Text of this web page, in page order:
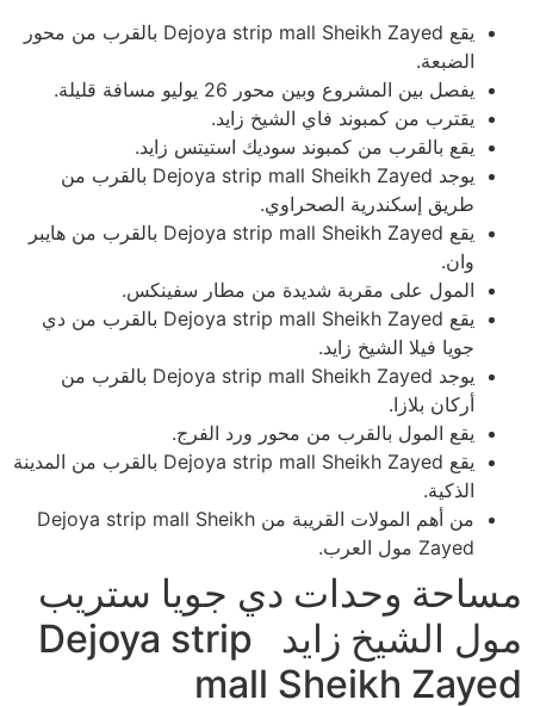
يقع Dejoya strip mall Sheikh Zayed بالقرب من محور
الضبعة.
يفصل بين المشروع وبين محور 26 يوليو مسافة قليلة.
يقترب من كمبوند فاي الشيخ زايد.
يقع بالقرب من كمبوند سوديك استيتس زايد.
يوجد Dejoya strip mall Sheikh Zayed بالقرب من
طريق إسكندرية الصحراوي.
يقع Dejoya strip mall Sheikh Zayed بالقرب من هايبر
وان.
المول على مقربة شديدة من مطار سفينكس.
يقع Dejoya strip mall Sheikh Zayed بالقرب من دي
جويا فيلا الشيخ زايد.
يوجد Dejoya strip mall Sheikh Zayed بالقرب من
أركان بلازا.
يقع المول بالقرب من محور ورد الفرج.
يقع Dejoya strip mall Sheikh Zayed بالقرب من المدينة
الذكية.
من أهم المولات القريبة من Dejoya strip mall Sheikh
Zayed مول العرب.
مساحة وحدات دي جويا ستريب
مول الشيخ زايد Dejoya strip
mall Sheikh Zayed